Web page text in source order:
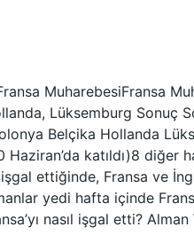
MuharebesiFransa
Lüksemburg Sonuç
Belçika Hollanda
katıldı)8 diğer
işgal ettiğinde, Fransa ve
yedi hafta içinde
nasıl işgal etti? Alman